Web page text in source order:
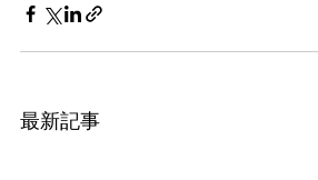
最新記事